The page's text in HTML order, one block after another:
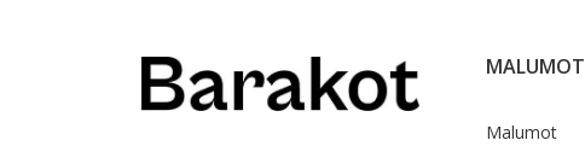
MALUMOT
Malumot